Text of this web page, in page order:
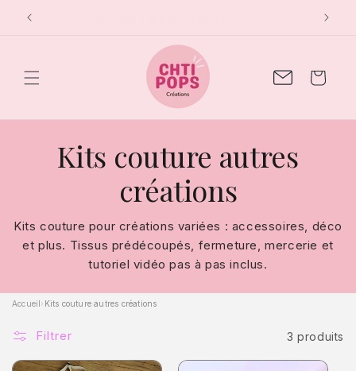
passer
Contactez-
Panier
C
l
l
e
c
t
Kits couture autres
créations
Kits couture pour créations variées : accessoires, déco
et plus. Tissus prédécoupés, fermeture, mercerie et
tutoriel vidéo pas à pas inclus.
Accueil› Kits couture autres créations
Filtrer 3 produits